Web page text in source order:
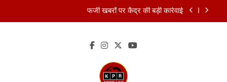
फर्जी खबरों पर केंद्र की बड़ी कार्रवाई
RDI Fund पर सरकार का बड़ा स्पष्टीकरण